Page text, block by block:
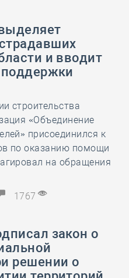
и вводит
строительства
«Объединение
присоединился к
по оказанию помощи
на обращения
1767
закон о
решении о